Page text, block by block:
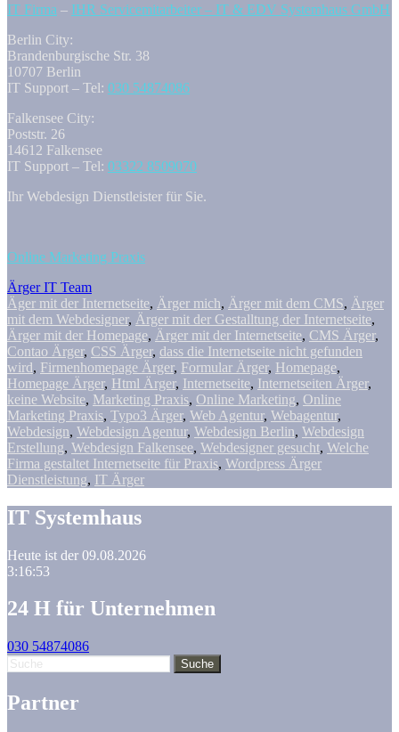
IT Firma – IHR Servicemitarbeiter – IT & EDV Systemhaus GmbH
Berlin City:
Brandenburgische Str. 38
10707 Berlin
IT Support – Tel: 030 54874086
Falkensee City:
Poststr. 26
14612 Falkensee
IT Support – Tel: 03322 8509070
Ihr Webdesign Dienstleister für Sie.
Online Marketing Praxis
Ärger IT Team
Äger mit der Internetseite, Ärger mich, Ärger mit dem CMS, Ärger
mit dem Webdesigner, Ärger mit der Gestalltung der Internetseite,
Ärger mit der Homepage, Ärger mit der Internetseite, CMS Ärger,
Contao Ärger, CSS Ärger, dass die Internetseite nicht gefunden
wird, Firmenhomepage Ärger, Formular Ärger, Homepage,
Homepage Ärger, Html Ärger, Internetseite, Internetseiten Ärger,
keine Website, Marketing Praxis, Online Marketing, Online
Marketing Praxis, Typo3 Ärger, Web Agentur, Webagentur,
Webdesign, Webdesign Agentur, Webdesign Berlin, Webdesign
Erstellung, Webdesign Falkensee, Webdesigner gesucht, Welche
Firma gestaltet Internetseite für Praxis, Wordpress Ärger
Dienstleistung, IT Ärger
IT Systemhaus
Heute ist der 09.08.2026
3:16:53
24 H für Unternehmen
030 54874086
Partner